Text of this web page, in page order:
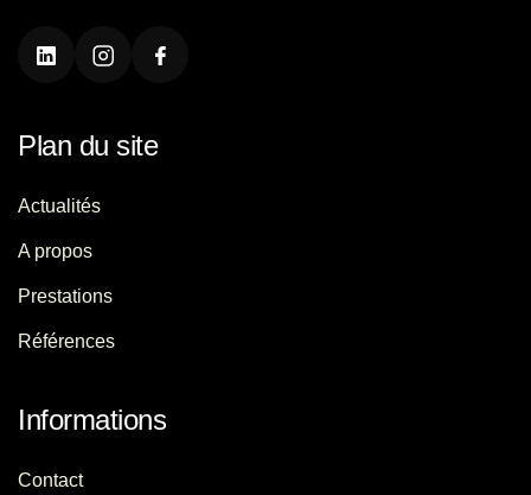
Plan du site
Actualités
A propos
Prestations
Références
Informations
Contact